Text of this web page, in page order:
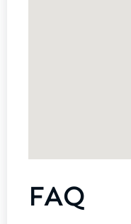
FAQ